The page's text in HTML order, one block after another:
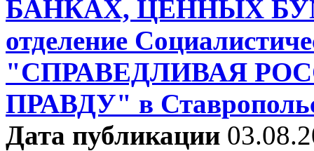
БАНКАХ, ЦЕННЫХ
отделение
"СПРАВЕДЛИВАЯ
ПРАВДУ" в
Дата публикации